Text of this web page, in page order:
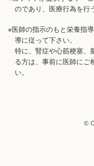
のであり、医療行為を行
※医師の指示のもと栄養指
導に従って下さい。
特に、腎症や心筋梗塞、
る方は、事前に医師にご
い。
©